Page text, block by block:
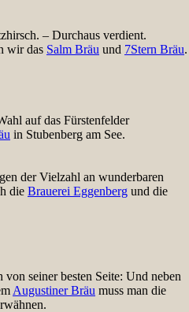
– Durchaus verdient.
wir das Salm Bräu und 7Stern Bräu.
auf das Fürstenfelder
in Stubenberg am See.
der Vielzahl an wunderbaren
die Brauerei Eggenberg und die
seiner besten Seite: Und neben
Augustiner Bräu muss man die